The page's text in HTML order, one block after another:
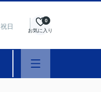
祝日 お気に入り
0